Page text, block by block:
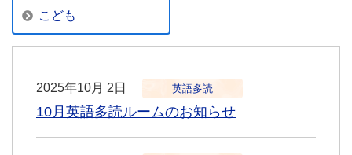
こども
2025年10月 2日 英語多読
10月英語多読ルームのお知らせ